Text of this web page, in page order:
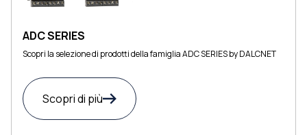
ADC SERIES
Scopri la selezione di prodotti della famiglia ADC SERIES by DALCNET
Scopri di più